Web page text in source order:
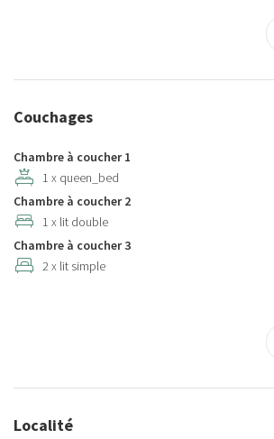
Assiettes et couverts
Baignoire
Baignoire
Baignoire/douche
Balcon
Balcon/terrasse
Berceau
Chaise haute
Couchages
Chambre à coucher 1
1 x queen_bed
Chambre à coucher 2
1 x lit double
Chambre à coucher 3
2 x lit simple
Localité